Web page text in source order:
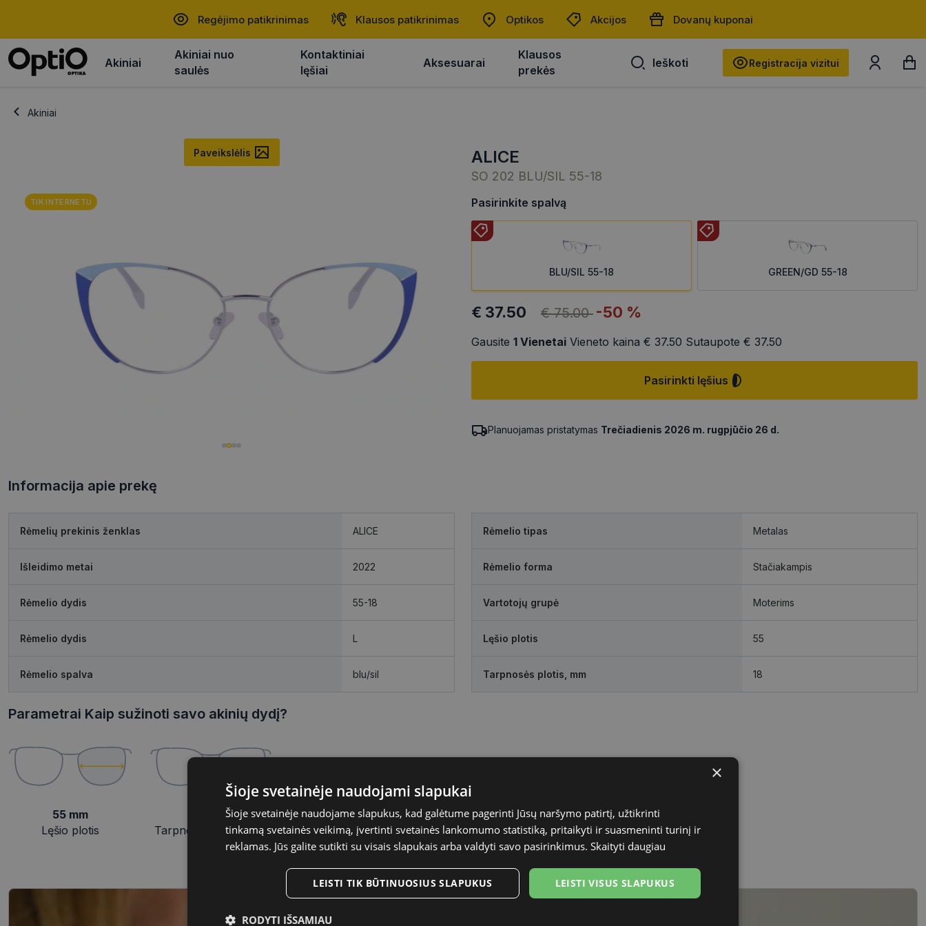
Regėjimo patikrinimas Klausos patikrinimas Optikos Akcijos Dovanų kuponai
Akiniai
Akiniai nuo
saulės
Kontaktiniai
lęšiai
Aksesuarai
Klausos
prekės
Ieškoti
Ieškoti
Registracija vizitui
Akiniai
Paveikslėlis
TIK INTERNETU
ALICE
SO 202 BLU/SIL 55-18
Pasirinkite spalvą
BLU/SIL 55-18 GREEN/GD 55-18
€ 37.50 € 75.00 -50 %
Gausite 1 Vienetai Vieneto kaina € 37.50 Sutaupote € 37.50
Pasirinkti lęšius
Planuojamas pristatymas Trečiadienis 2026 m. rugpjūčio 26 d.
Informacija apie prekę
Rėmelių prekinis ženklas ALICE
Išleidimo metai 2022
Rėmelio dydis 55-18
Rėmelio dydis L
Rėmelio spalva blu/sil
Rėmelio tipas Metalas
Rėmelio forma Stačiakampis
Vartotojų grupė Moterims
Lęšio plotis 55
Tarpnosės plotis, mm 18
Parametrai Kaip sužinoti savo akinių dydį?
55 mm
Lęšio plotis
18 mm
Tarpnosės plotis, mm
×
Šioje svetainėje naudojami slapukai
Šioje svetainėje naudojame slapukus, kad galėtume pagerinti Jūsų naršymo patirtį, užtikrinti
tinkamą svetainės veikimą, įvertinti svetainės lankomumo statistiką, pritaikyti ir suasmeninti turinį ir
reklamas. Jūs galite sutikti su visais slapukais arba valdyti savo pasirinkimus. Skaityti daugiau
LEISTI VISUS SLAPUKUS
LEISTI TIK BŪTINUOSIUS SLAPUKUS
RODYTI IŠSAMIAU